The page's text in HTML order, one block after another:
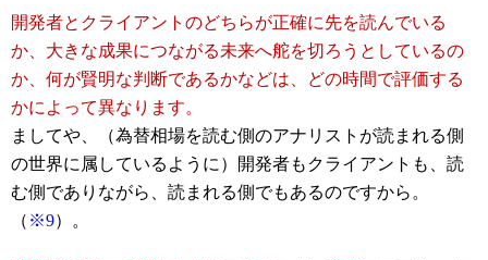
開発者とクライアントのどちらが正確に先を読んでいる
か、大きな成果につながる未来へ舵を切ろうとしているの
か、何が賢明な判断であるかなどは、どの時間で評価する
かによって異なります。
ましてや、（為替相場を読む側のアナリストが読まれる側
の世界に属しているように）開発者もクライアントも、読
む側でありながら、読まれる側でもあるのですから。
（ ※9）。